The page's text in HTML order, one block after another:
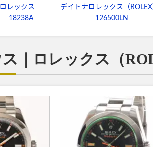
レックス
18238A
デイトナロレックス（ROLEX
126500LN
ス｜ロレックス（